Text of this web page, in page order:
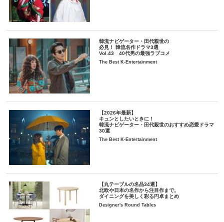
韓流ナビゲーター・田代親世の
必見！ 韓流名作ドラマ3選
Vol.43 40代男の最強ラブコメ
The Best K-Entertainment
【2026年最新】
キュンとしたいときに！
韓流ナビゲーター・田代親世のおすすめ恋愛ドラマ
30選
The Best K-Entertainment
【丸テーブルの名品34選】
北欧や日本の名作から注目作まで。
ダイニングを美しく彩る円卓まとめ
Designer's Round Tables